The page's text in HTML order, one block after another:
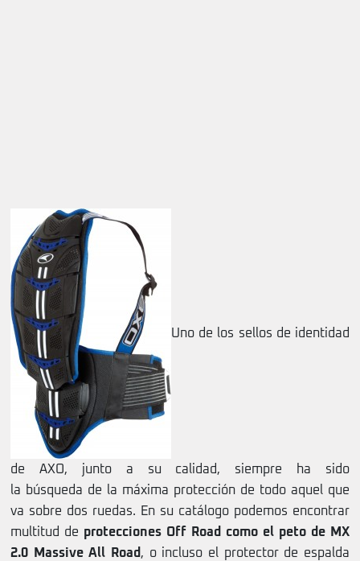
Uno de los sellos de identidad
de AXO, junto a su calidad, siempre ha sido
la búsqueda de la máxima protección de todo aquel que
va sobre dos ruedas. En su catálogo podemos encontrar
multitud de protecciones Off Road como el peto de MX
2.0 Massive All Road , o incluso el protector de espalda